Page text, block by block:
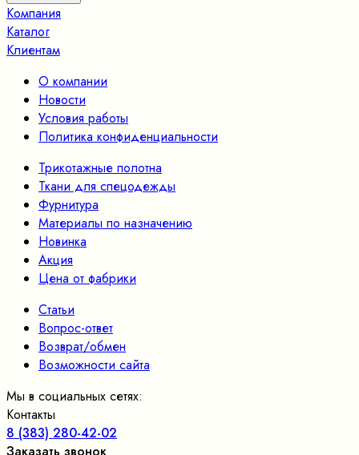
Компания
Каталог
Клиентам
О компании
Новости
Условия работы
Политика конфиденциальности
Трикотажные полотна
Ткани для спецодежды
Фурнитура
Материалы по назначению
Новинка
Акция
Цена от фабрики
Статьи
Вопрос-ответ
Возврат/обмен
Возможности сайта
Мы в социальных сетях:
Контакты
8 (383) 280-42-02
Заказать звонок